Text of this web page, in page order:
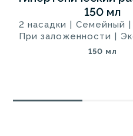
150 мл
2 насадки Семейный
При заложенности
150 мл